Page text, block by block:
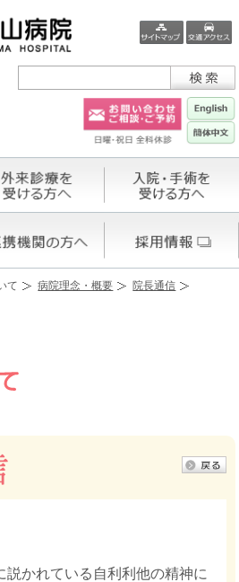
て 病院理念・概要
院長通信
説かれている自利利他の精神に